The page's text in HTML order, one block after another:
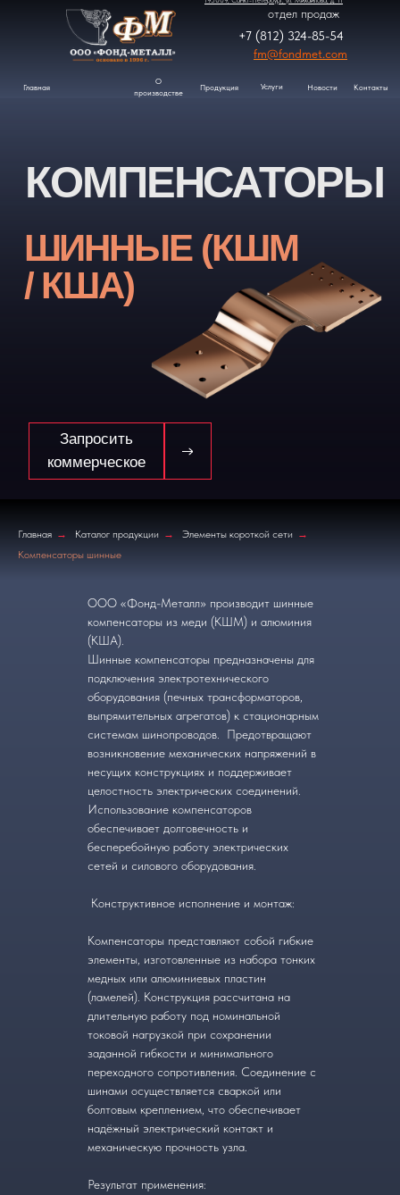
+7 (812) 324-85-54
fm@fondmet.com
О
производстве
Главная Продукция Контакты
Новости
Услуги
отдел продаж
ШИННЫЕ (КШМ
/ КША)
Главная → Каталог продукции → Элементы короткой сети →
Компенсаторы шинные
ООО «Фонд-Металл» производит шинные
компенсаторы из меди (КШМ) и алюминия
(КША).
Шинные компенсаторы предназначены для
подключения электротехнического
оборудования (печных трансформаторов,
выпрямительных агрегатов) к стационарным
системам шинопроводов. Предотвращают
возникновение механических напряжений в
несущих конструкциях и поддерживает
целостность электрических соединений.
Использование компенсаторов
обеспечивает долговечность и
бесперебойную работу электрических
сетей и силового оборудования.
Конструктивное исполнение и монтаж:
Компенсаторы представляют собой гибкие
элементы, изготовленные из набора тонких
медных или алюминиевых пластин
(ламелей). Конструкция рассчитана на
длительную работу под номинальной
токовой нагрузкой при сохранении
заданной гибкости и минимального
переходного сопротивления. Соединение с
шинами осуществляется сваркой или
болтовым креплением, что обеспечивает
надёжный электрический контакт и
механическую прочность узла.
Результат применения: